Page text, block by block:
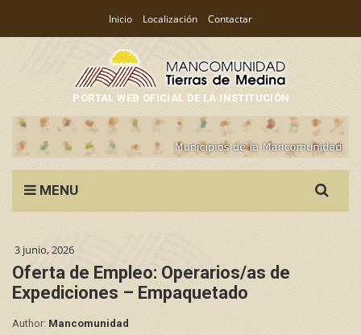
Inicio Localización Contactar
PORTAL WEB OFICIAL DE LA INSTITUCIÓN
MENU
for:
3 junio, 2026
Oferta de Empleo: Operarios/as de
Expediciones – Empaquetado
Author: Mancomunidad